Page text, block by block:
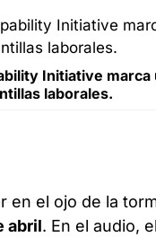
Initiative
laborales.
en el ojo de la
abril. En el audio,